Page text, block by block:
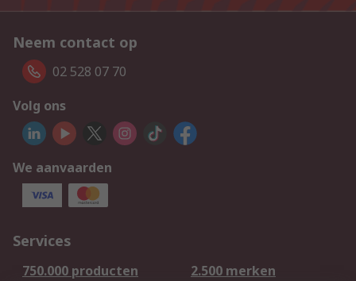
Neem contact op
02 528 07 70
Volg ons
We aanvaarden
Services
750.000 producten
2.500 merken